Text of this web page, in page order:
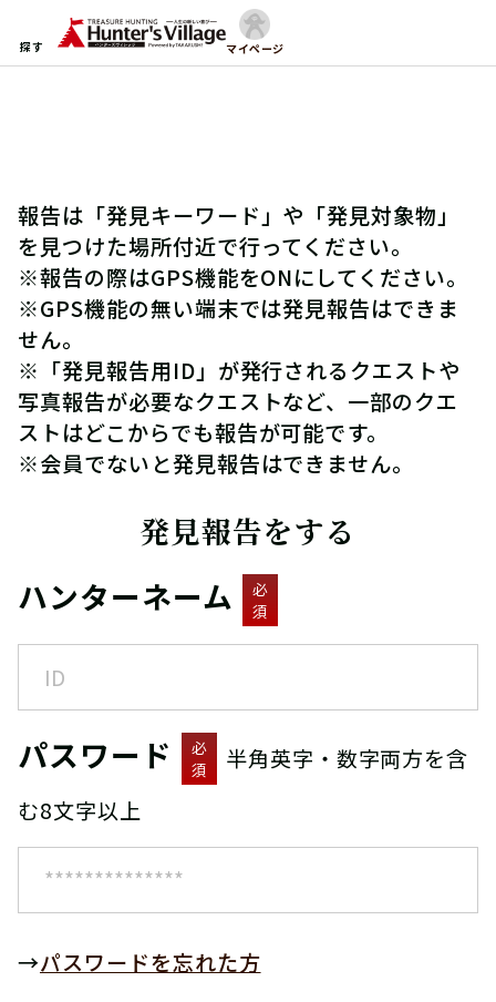
探す マイページ
報告は「発見キーワード」や「発見対象物」
を見つけた場所付近で行ってください。
※報告の際はGPS機能をONにしてください。
※GPS機能の無い端末では発見報告はできま
せん。
※「発見報告用ID」が発行されるクエストや
写真報告が必要なクエストなど、一部のクエ
ストはどこからでも報告が可能です。
※会員でないと発見報告はできません。
発見報告をする
ハンターネーム
必
須
パスワード
必
須
半角英字・数字両方を含
む8文字以上
→パスワードを忘れた方